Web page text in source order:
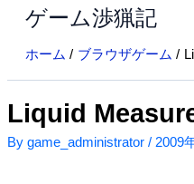
ス
キ
ッ
プ
ゲーム渉猟記
ホーム ブラウザゲーム
Liquid
By game_administrator / 2009